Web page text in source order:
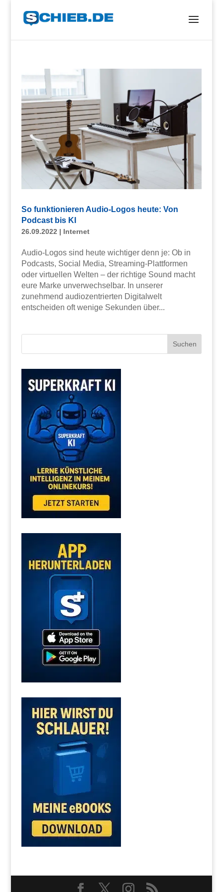
So funktionieren Audio-Logos heute: Von
Podcast bis KI
26.09.2022 | Internet
Audio-Logos sind heute wichtiger denn je: Ob in
Podcasts, Social Media, Streaming-Plattformen
oder virtuellen Welten – der richtige Sound macht
eure Marke unverwechselbar. In unserer
zunehmend audiozentrierten Digitalwelt
entscheiden oft wenige Sekunden über...